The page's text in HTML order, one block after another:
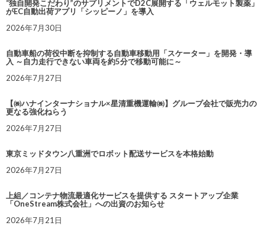
“独自開発こだわり”のサプリメントでD2C展開する「ウェルモット製薬」
がEC自動出荷アプリ「シッピーノ」を導入
2026年7月30日
自動車船の荷役中断を抑制する自動車移動用「スケーター」を開発・導
入 ～自力走行できない車両を約5分で移動可能に～
2026年7月27日
【㈱ハナインターナショナル×星清重機運輸㈱】グループ会社で販売力の
更なる強化ねらう
2026年7月27日
東京ミッドタウン八重洲でロボット配送サービスを本格始動
2026年7月27日
上組／コンテナ物流最適化サービスを提供する スタートアップ企業
「OneStream株式会社」への出資のお知らせ
2026年7月21日